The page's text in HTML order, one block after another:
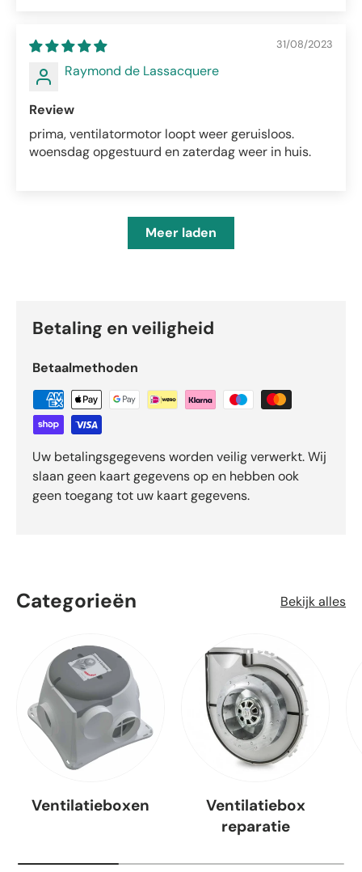
31/08/2023
Raymond de Lassacquere
Review
prima, ventilatormotor loopt weer geruisloos.
woensdag opgestuurd en zaterdag weer in huis.
Meer laden
Betaling en veiligheid
Betaalmethoden
Uw betalingsgegevens worden veilig verwerkt. Wij
slaan geen kaart gegevens op en hebben ook
geen toegang tot uw kaart gegevens.
Categorieën Bekijk alles
Ventilatieboxen
Ventilatiebox
reparatie